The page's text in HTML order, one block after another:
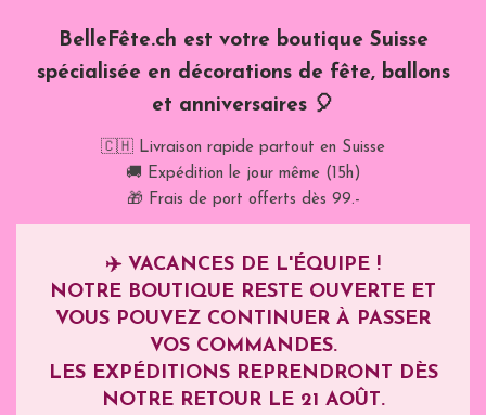
BelleFête.ch est votre boutique Suisse
spécialisée en décorations de fête, ballons
et anniversaires 🎈
🇨🇭 Livraison rapide partout en Suisse
🚚 Expédition le jour même (15h)
🎁 Frais de port offerts dès 99.-
✈️ VACANCES DE L'ÉQUIPE !
NOTRE BOUTIQUE RESTE OUVERTE ET
VOUS POUVEZ CONTINUER À PASSER
VOS COMMANDES.
LES EXPÉDITIONS REPRENDRONT DÈS
NOTRE RETOUR LE 21 AOÛT.